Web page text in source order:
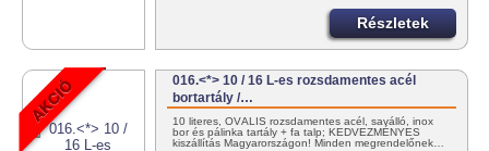
Részletek
016.<*> 10 / 16 L-es rozsdamentes acél
bortartály /…
10 literes, OVÁLIS rozsdamentes acél, saválló, inox
bor és pálinka tartály + fa talp; KEDVEZMÉNYES
kiszállítás Magyarországon! Minden megrendelőnek…